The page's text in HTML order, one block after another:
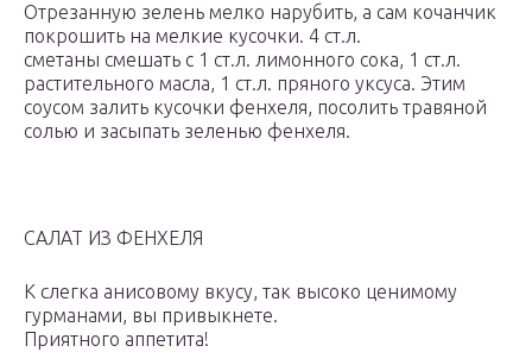
Отрезанную зелень мелко нарубить, а сам кочанчик
покрошить на мелкие кусочки. 4 ст.л.
сметаны смешать с 1 ст.л. лимонного сока, 1 ст.л.
растительного масла, 1 ст.л. пряного уксуса. Этим
соусом залить кусочки фенхеля, посолить травяной
солью и засыпать зеленью фенхеля.
САЛАТ ИЗ ФЕНХЕЛЯ
К слегка анисовому вкусу, так высоко ценимому
гурманами, вы привыкнете.
Приятного аппетита!